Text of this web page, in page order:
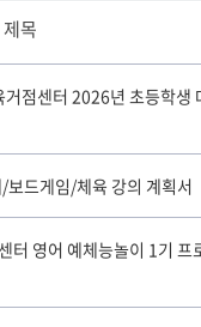
제목
점센터 2026년 초등학생
드게임/체육 강의 계획서
터 영어 예체능놀이 1기 프